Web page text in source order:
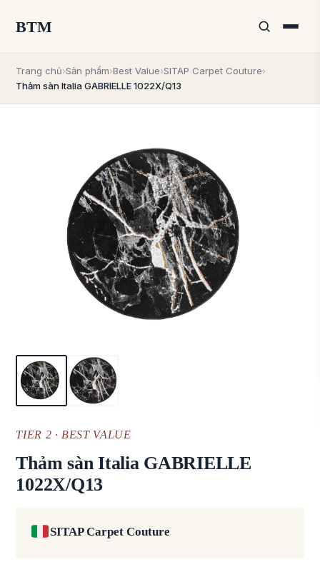
BTM
Trang chủ›Sản phẩm›Best Value›SITAP Carpet Couture›
Thảm sàn Italia GABRIELLE 1022X/Q13
TIER 2 · BEST VALUE
Thảm sàn Italia GABRIELLE
1022X/Q13
SITAP Carpet Couture